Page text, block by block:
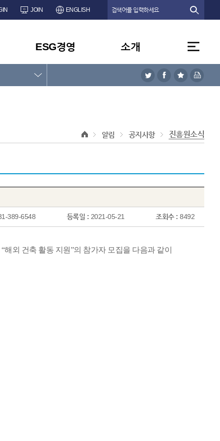
JOIN ENGLISH
ESG경영 소개
알림 공지사항 진흥원소식
389-6548 등록일 : 2021-05-21 조회수 : 8492
해외 건축 활동 지원”의 참가자 모집을 다음과 같이